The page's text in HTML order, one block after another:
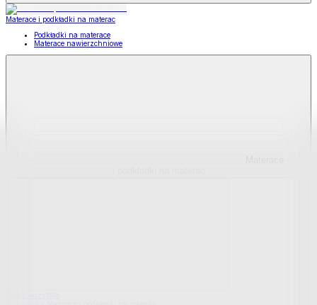
Materace i podkładki na materac
Podkładki na materace
Materace nawierzchniowe